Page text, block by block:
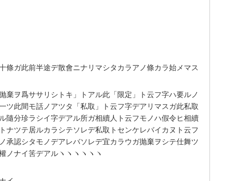
條ガ此前半途デ散會ニナリマシタカラアノ條カラ始メマス
棄ヲ爲ササリシトキ」トアル此「限定」ト云フ字ハ要ルノ
ツ此間モ話ノアツタ「私取」ト云フ字デアリマスガ此私取
隨分珍ラシイ字デアル所ガ相續人ト云フモノハ假令ヒ相續
ナツテ居ルカラシテソレデ私取トセンケレバイカヌト云フ
承認シタモノデアレバソレデ宜カラウガ抛棄ヲシテ仕舞ツ
ノナイ筈デアルヽヽヽヽヽヽ